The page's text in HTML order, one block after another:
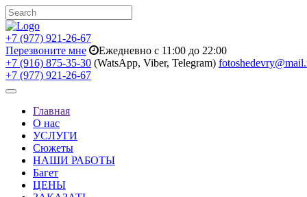
+7 (977) 921-26-67
Перезвоните мне
Ежедневно с 11:00 до 22:00
+7 (916) 875-35-30 (WatsApp, Viber, Telegram)
+7 (977) 921-26-67
Toggle
navigationГлавная
О нас
УСЛУГИ
Сюжеты
НАШИ РАБОТЫ
Багет
ЦЕНЫ